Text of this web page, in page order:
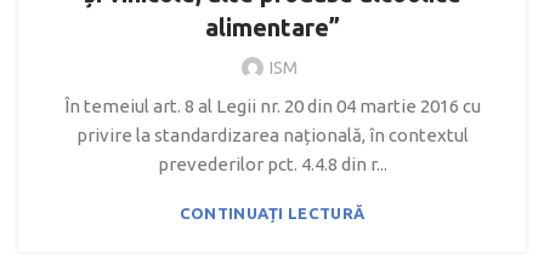
alimentare”
ISM
În temeiul art. 8 al Legii nr. 20 din 04 martie 2016 cu
privire la standardizarea națională, în contextul
prevederilor pct. 4.4.8 din r...
CONTINUAȚI LECTURĂ